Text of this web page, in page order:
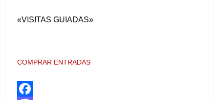
«VISITAS GUIADAS»
COMPRAR ENTRADAS